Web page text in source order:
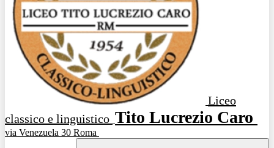
Liceo
classico e linguistico Tito Lucrezio Caro
via Venezuela 30 Roma